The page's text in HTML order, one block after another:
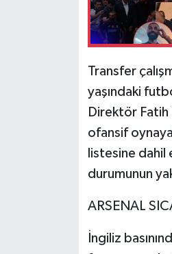
Transfer
yaşındaki
Direktör
ofansif
listesine
durumunun
ARSENAL
İngiliz